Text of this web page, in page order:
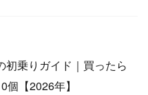
初乗りガイド｜買ったら
個【2026年】